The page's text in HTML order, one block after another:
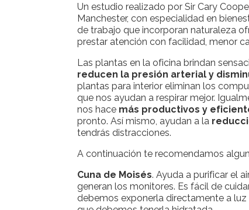
Un estudio realizado por Sir Cary
Manchester, con especialidad en
de trabajo que incorporan naturaleza
prestar atención con facilidad, menor
Las plantas en la oficina brindan
reducen la presión arterial y
plantas para interior eliminan los
que nos ayudan a respirar mejor.
nos hace más productivos y
pronto. Así mismo, ayudan a la
tendrás distracciones.
A continuación te recomendamos
Cuna de Moisés. Ayuda a purificar el
generan los monitores. Es fácil de
debemos exponerla directamente a